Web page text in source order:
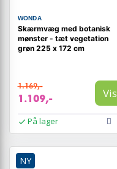
WONDA
Skærmvæg med botanisk
mønster - tæt vegetation
grøn 225 x 172 cm
1.169,-
1.109,- Vis
På lager
NY